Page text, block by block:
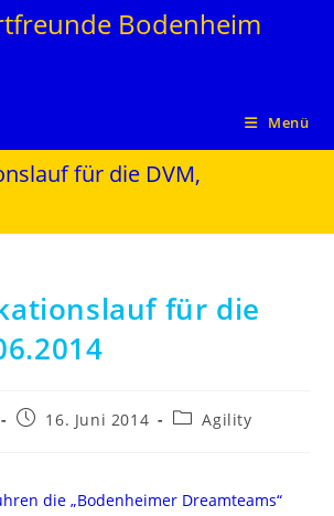
Bodenheim
Menü
für die DVM,
für die
16. Juni 2014 Agility
die „Bodenheimer Dreamteams“